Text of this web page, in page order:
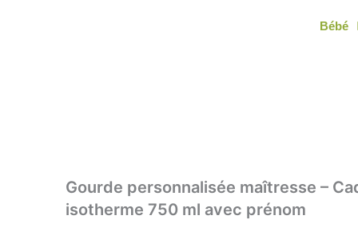
Bébé
Gourde personnalisée maîtresse –
isotherme 750 ml avec prénom